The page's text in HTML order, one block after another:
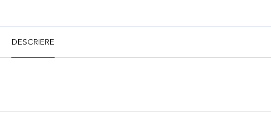
DESCRIERE